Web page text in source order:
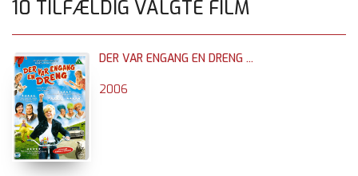
10 TILFÆLDIG VALGTE FILM
DER VAR ENGANG EN DRENG ...
2006